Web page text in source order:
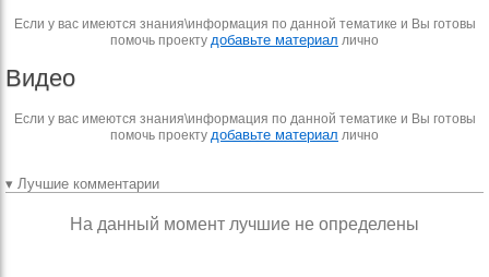
Если у вас имеются знания\информация по данной тематике и Вы готовы
помочь проекту добавьте материал лично
Видео
Если у вас имеются знания\информация по данной тематике и Вы готовы
помочь проекту добавьте материал лично
▾ Лучшие комментарии
На данный момент лучшие не определены